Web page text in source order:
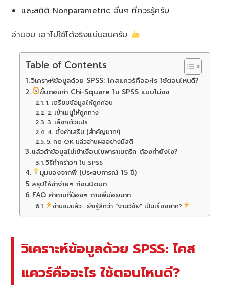
และสถิติ Nonparametric อื่นๆ ที่ควรรู้ครับ
อ่านจบ เอาไปใช้ได้จริงแน่นอนครับ
Table of Contents
วิเคราะห์ข้อมูลด้วย SPSS: ไคสแควร์คืออะไร ใช้ตอนไหนดี?
ขั้นตอนทำ Chi-Square ใน SPSS แบบไม่งง
1. เตรียมข้อมูลให้ถูกก่อน
2. เข้าเมนูให้ถูกทาง
3. เลือกตัวแปร
4. ตั้งค่าเสริม (สำคัญมาก!)
5. กด OK แล้วอ่านผลอย่างมีสติ
แล้วถ้าข้อมูลไม่เข้าเงื่อนไขพาราเมตริก ต้องทำยังไง?
วิธีทำคร่าวๆ ใน SPSS
มุมมองจากพี่ (ประสบการณ์ 15 ปี)
สรุปให้จำง่ายๆ ก่อนปิดบท
FAQ คำถามที่น้องๆ ถามพี่บ่อยมาก
อ่านจบแล้ว... ยังรู้สึกว่า "งานวิจัย" เป็นเรื่องยาก?
วิเคราะห์ข้อมูลด้วย SPSS: ไคส
แควร์คืออะไร ใช้ตอนไหนดี?